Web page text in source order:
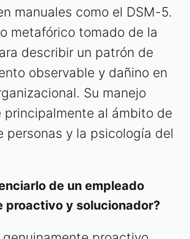
manuales como el DSM-5.
metafórico tomado de la
describir un patrón de
observable y dañino en
Su manejo
principalmente al ámbito de
personas y la psicología del
de un empleado
proactivo y solucionador?